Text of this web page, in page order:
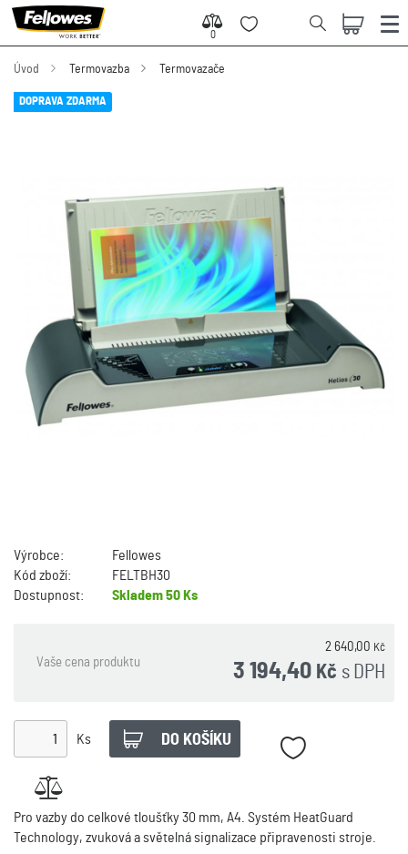
0
0
Úvod Termovazba Termovazače
DOPRAVA ZDARMA
Výrobce:
Fellowes
Kód zboží:
FELTBH30
Dostupnost:
Skladem50 Ks
Vaše cena produktu
2 640,00 Kč
s DPH
3 194,40 Kč
Ks
Pro vazby do celkové tloušťky 30 mm, A4. Systém HeatGuard
Technology, zvuková a světelná signalizace připravenosti stroje.